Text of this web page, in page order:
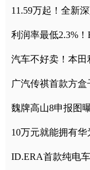
11.59万起！全新
利润率最低2.3%
汽车不好卖！本田
广汽传祺首款方
魏牌高山8申报图
10万元就能拥有
ID.ERA首款纯电